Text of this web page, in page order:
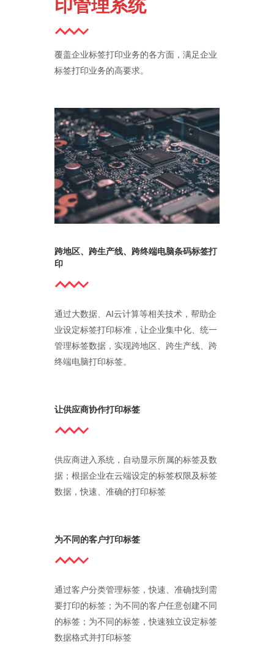
印管理系统
覆盖企业标签打印业务的各方面，满足企业
标签打印业务的高要求。
跨地区、跨生产线、跨终端电脑条码标签打
印
通过大数据、AI云计算等相关技术，帮助企
业设定标签打印标准，让企业集中化、统一
管理标签数据，实现跨地区、跨生产线、跨
终端电脑打印标签。
让供应商协作打印标签
供应商进入系统，自动显示所属的标签及数
据；根据企业在云端设定的标签权限及标签
数据，快速、准确的打印标签
为不同的客户打印标签
通过客户分类管理标签，快速、准确找到需
要打印的标签；为不同的客户任意创建不同
的标签；为不同的标签，快速独立设定标签
数据格式并打印标签